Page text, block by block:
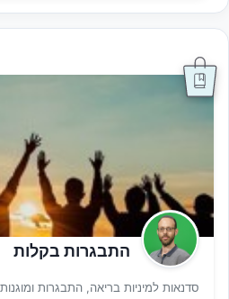
התבגרות בקלות
סדנאות למיניות בריאה, התבגרות